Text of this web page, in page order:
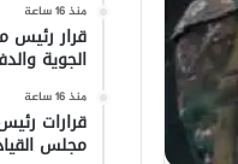
منذ 16 ساعة
قرار رئيس
الجوية
منذ 16 ساعة
قرارات
مجلس